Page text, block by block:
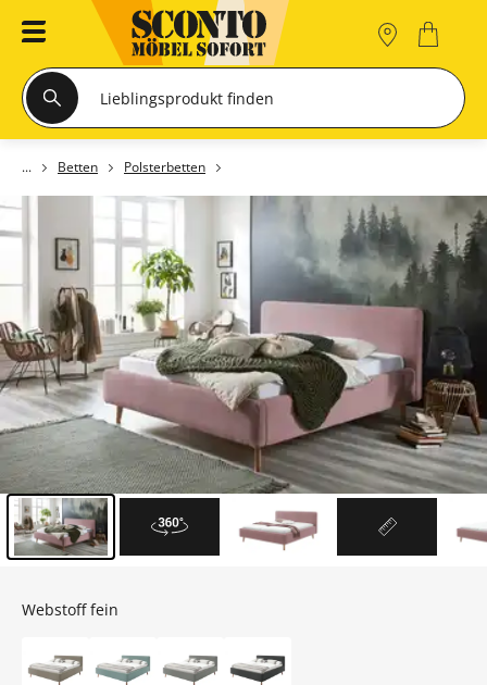
Betten Polsterbetten
Webstoff fein